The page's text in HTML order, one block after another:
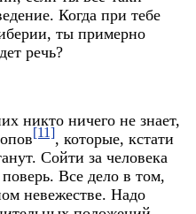
Когда при тебе
ты примерно
речь?
никто ничего не знает,
[11], которые, кстати
Сойти за человека
Все дело в том,
невежестве. Надо